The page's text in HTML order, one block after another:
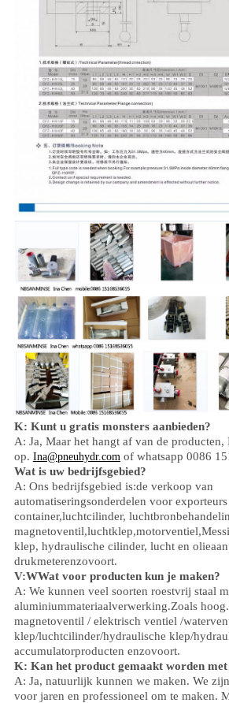
K: Kunt u gratis monsters aanbieden?
A: Ja, Maar het hangt af van de producten,
op. Ina@pneuhydr.com of whatsapp 0086
Wat is uw bedrijfsgebied?
A: Ons bedrijfsgebied is:de verkoop van
automatiseringsonderdelen voor
container,luchtcilinder,
magnetoventil,luchtklep,motorventiel,
klep, hydraulische cilinder, lucht en olie
drukmeterenzovoort.
V:WWat voor producten kun je maken?
A: We kunnen veel soorten roestvrij staal
aluminiummateriaalverwerking.Zoals hoog.
magnetoventil / elektrisch ventiel /
klep/luchtcilinder/hydraulische klep/
accumulatorproducten enzovoort.
K: Kan het product gemaakt worden met
A: Ja, natuurlijk kunnen we maken. We
voor jaren en professioneel om te maken.